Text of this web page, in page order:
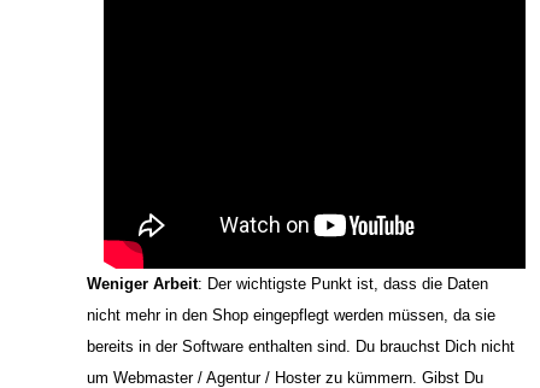
Weniger Arbeit: Der wichtigste Punkt ist, dass die Daten
nicht mehr in den Shop eingepflegt werden müssen, da sie
bereits in der Software enthalten sind. Du brauchst Dich nicht
um Webmaster / Agentur / Hoster zu kümmern. Gibst Du